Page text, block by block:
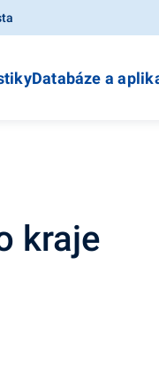
Databáze a
kraje